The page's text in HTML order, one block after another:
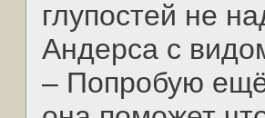
глупостей не
Андерса с
– Попробую